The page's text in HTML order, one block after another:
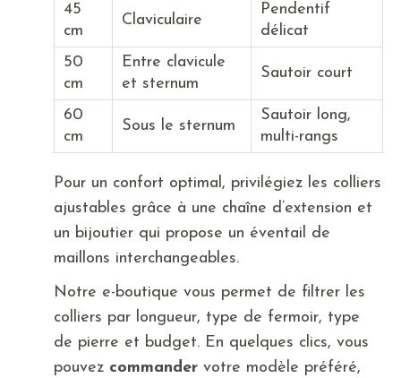
45
cm
Claviculaire
Pendentif
délicat
50
cm
Entre clavicule
et sternum
Sautoir court
60
cm
Sous le sternum
Sautoir long,
multi-rangs
Pour un confort optimal, privilégiez les colliers
ajustables grâce à une chaîne d’extension et
un bijoutier qui propose un éventail de
maillons interchangeables.
Notre e-boutique vous permet de filtrer les
colliers par longueur, type de fermoir, type
de pierre et budget. En quelques clics, vous
pouvez commander votre modèle préféré,